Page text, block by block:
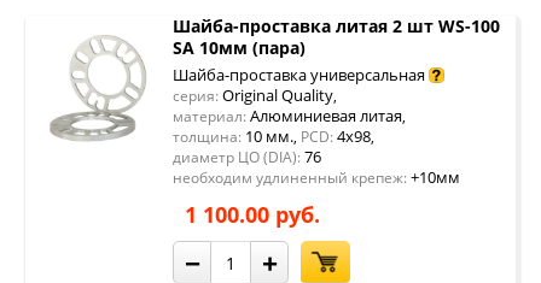
Шайба-проставка литая 2 шт WS-100
SA 10мм (пара)
Шайба-проставка универсальная
серия: Original Quality,
материал: Алюминиевая литая,
толщина: 10 мм., PCD: 4x98,
диаметр ЦО (DIA): 76
необходим удлиненный крепеж: +10мм
1 100.00 руб.
− +